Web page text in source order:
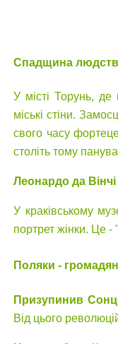
Спадщина
У місті Торунь, де
міські стіни.
свого часу
століть тому
Леонардо да Вінчі
У краківському
портрет жінки. Це
Поляки -
Призупинив
Від цього